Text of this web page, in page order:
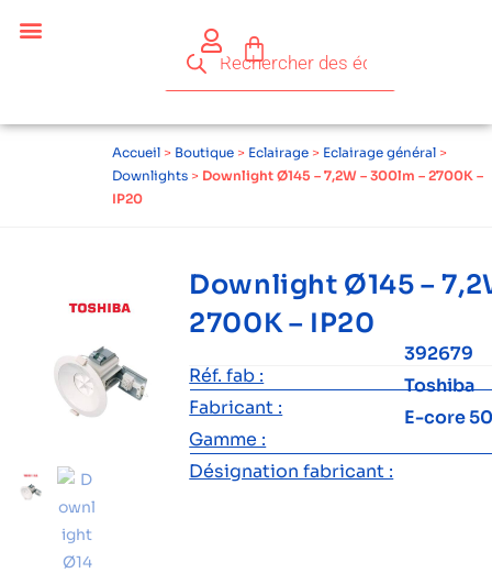
Accueil > Boutique > Eclairage > Eclairage général >
Downlights > Downlight Ø145 – 7,2W – 300lm – 2700K –
IP20
Downlight Ø145 –
2700K – IP20
Réf. fab :
392679
Fabricant :
Toshiba
Gamme :
E-core
Désignation fabricant :